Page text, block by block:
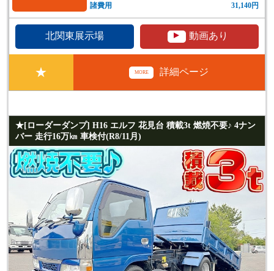
諸費用
31,140円
北関東展示場 ▲ 動画あり
★ MORE 詳細ページ
★[ローダーダンプ] H16 エルフ 花見台 積載3t 燃焼不要♪ 4ナン
バー 走行16万㎞ 車検付(R8/11月)